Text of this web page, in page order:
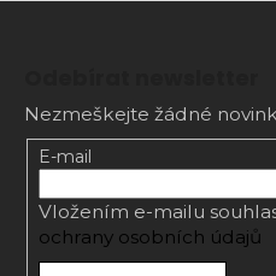
Nezmeškejte žádné
E-mail
Vložením e-mailu
ochrany osobních údajů